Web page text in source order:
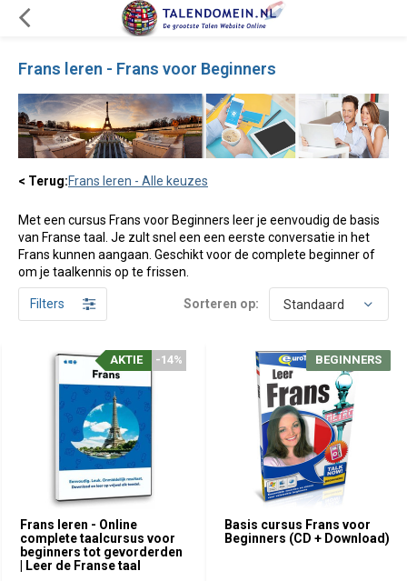
Frans leren - Frans voor Beginners
< Terug:Frans leren - Alle keuzes
Met een cursus Frans voor Beginners leer je eenvoudig de basis
van Franse taal. Je zult snel een een eerste conversatie in het
Frans kunnen aangaan. Geschikt voor de complete beginner of
om je taalkennis op te frissen.
Filters Sorteren op:
Frans leren - Online
complete taalcursus voor
beginners tot gevorderden
| Leer de Franse taal
-14%
AKTIE -14%
AKTIE
Basis cursus Frans voor
Beginners (CD + Download)
BEGINNERS
BEGINNERS